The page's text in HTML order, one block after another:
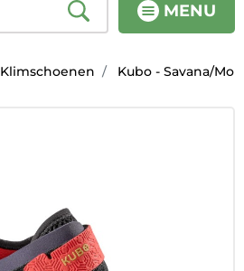
MENU
Klimschoenen Kubo - Savana/